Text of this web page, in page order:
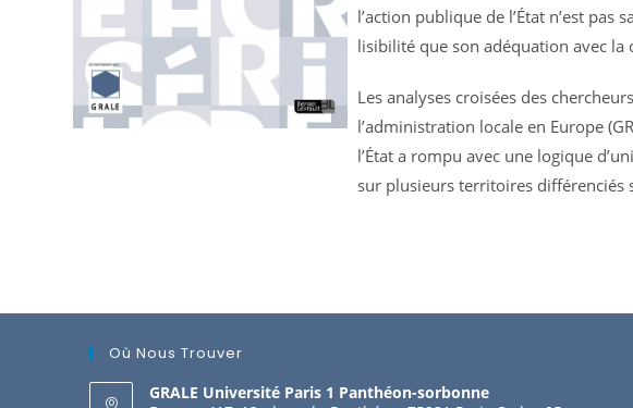
l’action publique de l’État n’est
lisibilité que son adéquation avec la
Les analyses croisées des
l’administration locale en Europe
l’État a rompu avec une logique
sur plusieurs territoires différenciés
Où Nous Trouver
GRALE Université Paris 1 Panthéon-sorbonne